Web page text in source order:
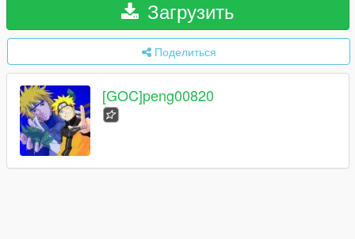
Загрузить
Поделиться
[GOC]peng00820